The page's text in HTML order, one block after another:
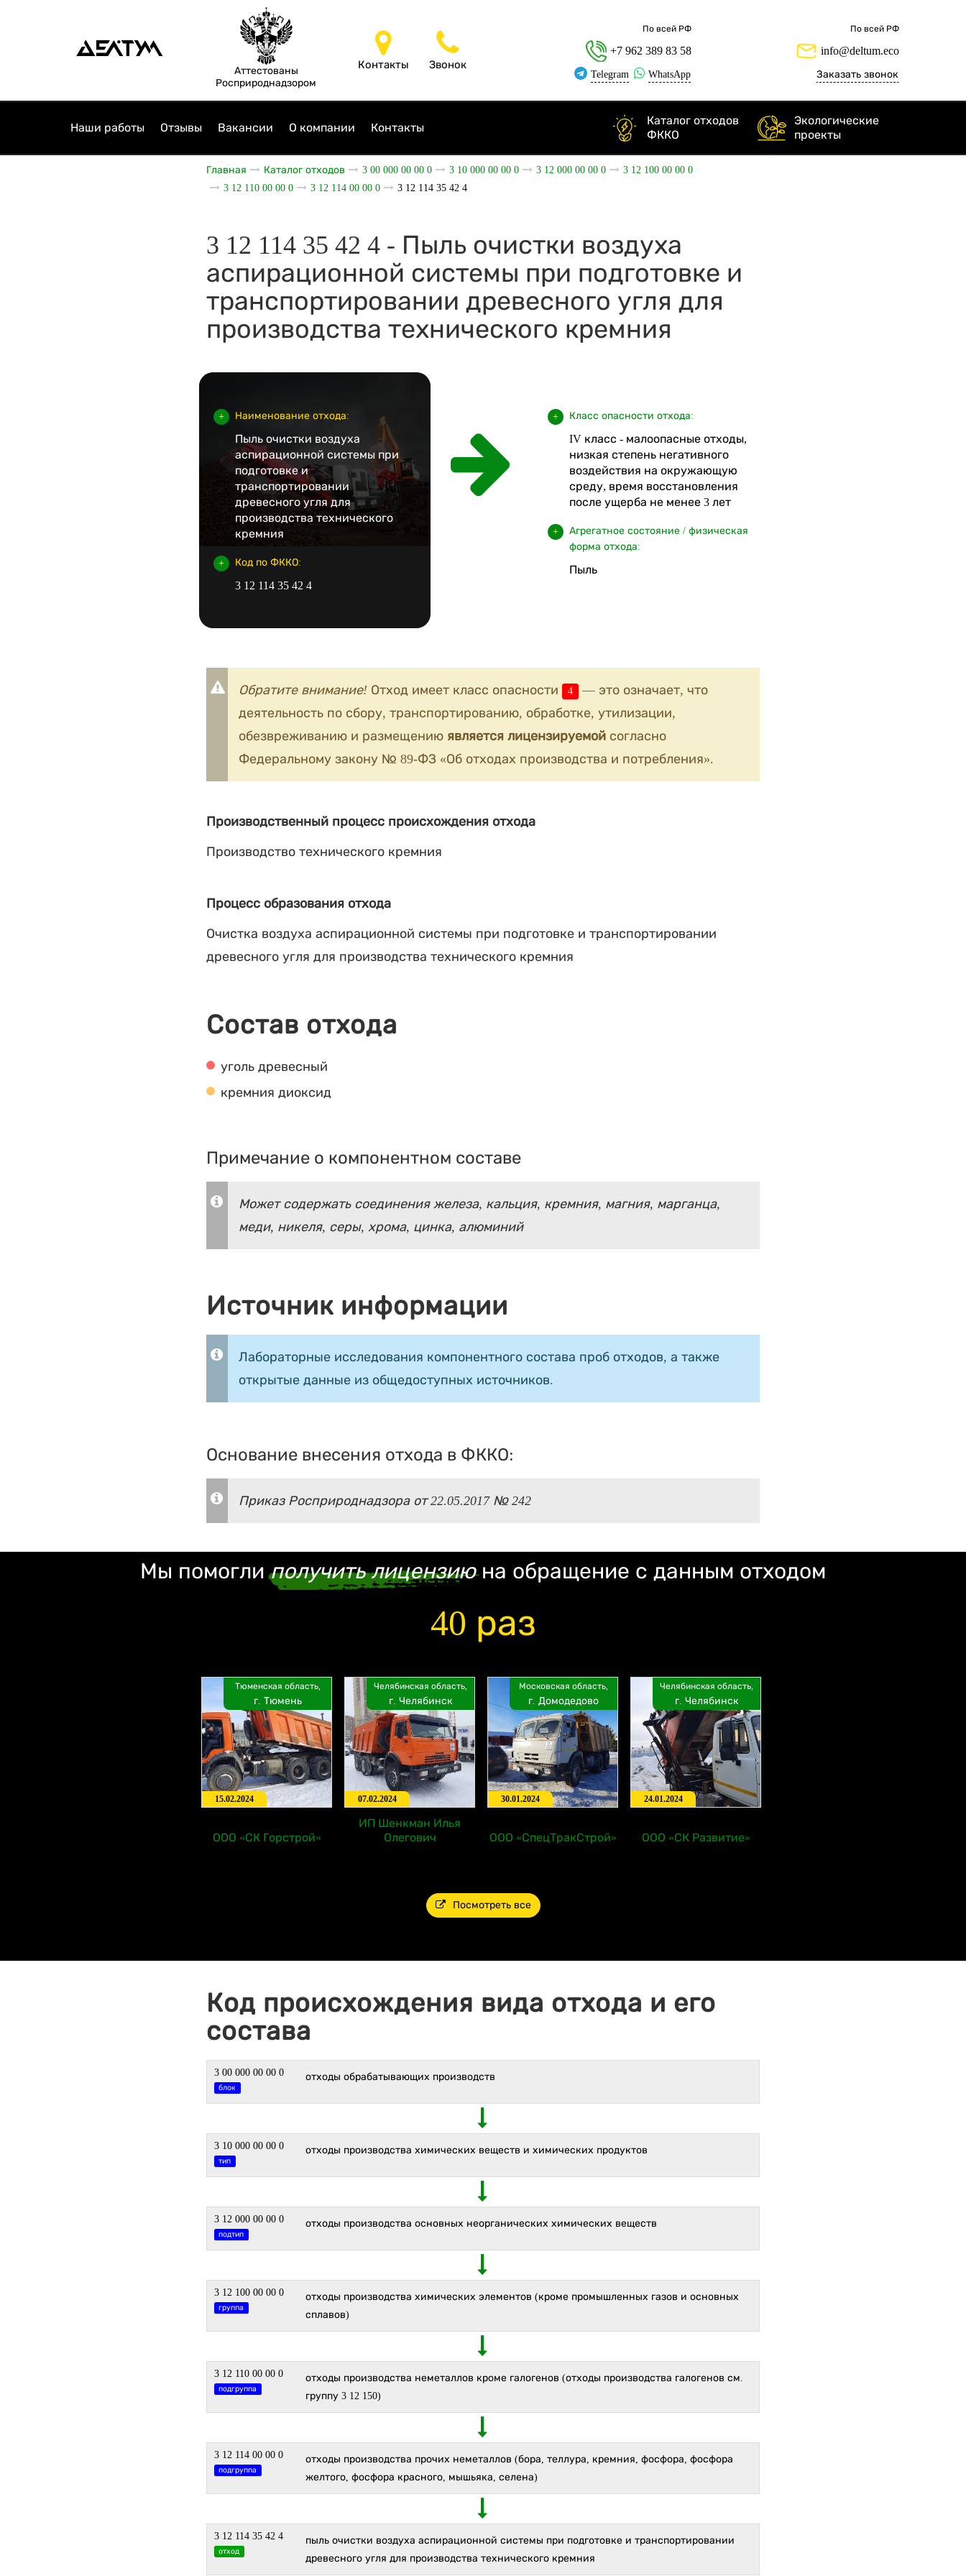
Аттестованы
Росприроднадзором
Контакты Звонок
По всей РФ
+7 962 389 83 58
Telegram WhatsApp
По всей РФ
info@deltum.eco
Заказать звонок
Наши работы Отзывы Вакансии О компании Контакты
Каталог отходов
ФККО
Экологические
проекты
Главная Каталог отходов 3 00 000 00 00 0 3 10 000 00 00 0 3 12 000 00 00 0
3 12 100 00 00 0
3 12 110 00 00 0
3 12 114 00 00 0 3 12 114 35 42 4
3 12 114 35 42 4 - Пыль очистки воздуха
аспирационной системы при подготовке и
транспортировании древесного угля для
производства технического кремния
Наименование отхода:
Пыль очистки воздуха
аспирационной системы при
подготовке и
транспортировании
древесного угля для
производства технического
кремния
Код по ФККО:
3 12 114 35 42 4
Класс опасности отхода:
IV класс - малоопасные отходы,
низкая степень негативного
воздействия на окружающую
среду, время восстановления
после ущерба не менее 3 лет
Агрегатное состояние / физическая
форма отхода:
Пыль
Обратите внимание! Отход имеет класс опасности 4
— это означает, что
деятельность по сбору, транспортированию, обработке, утилизации,
обезвреживанию и размещению является лицензируемой согласно
Федеральному закону № 89-ФЗ «Об отходах производства и потребления».
Производственный процесс происхождения отхода
Производство технического кремния
Процесс образования отхода
Очистка воздуха аспирационной системы при подготовке и транспортировании
древесного угля для производства технического кремния
Состав отхода
уголь древесный
кремния диоксид
Примечание о компонентном составе
Может содержать соединения железа, кальция, кремния, магния, марганца,
меди, никеля, серы, хрома, цинка, алюминий
Источник информации
Лабораторные исследования компонентного состава проб отходов, а также
открытые данные из общедоступных источников.
Основание внесения отхода в ФККО:
Приказ Росприроднадзора от 22.05.2017 № 242
Мы помоглиполучить лицензиюна обращение с данным отходом
40 раз
Тюменская область,
г. Тюмень
15.02.2024
ООО «СК Горстрой»
Челябинская область,
г. Челябинск
07.02.2024
ИП Шенкман Илья
Олегович
Московская область,
г. Домодедово
30.01.2024
ООО «СпецТракСтрой»
Челябинская область,
г. Челябинск
24.01.2024
ООО «СК Развитие»
Посмотреть все
Код происхождения вида отхода и его
состава
3 00 000 00 00 0
блок
отходы обрабатывающих производств
3 10 000 00 00 0
тип
отходы производства химических веществ и химических продуктов
3 12 000 00 00 0
подтип
отходы производства основных неорганических химических веществ
3 12 100 00 00 0
группа
отходы производства химических элементов (кроме промышленных газов и основных
сплавов)
3 12 110 00 00 0
подгруппа
отходы производства неметаллов кроме галогенов (отходы производства галогенов см.
группу 3 12 150)
3 12 114 00 00 0
подгруппа
отходы производства прочих неметаллов (бора, теллура, кремния, фосфора, фосфора
желтого, фосфора красного, мышьяка, селена)
3 12 114 35 42 4
отход
пыль очистки воздуха аспирационной системы при подготовке и транспортировании
древесного угля для производства технического кремния